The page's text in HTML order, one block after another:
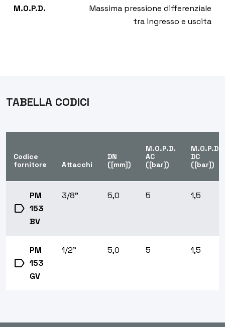
M.O.P.D.
Massima pressione differenziale
tra ingresso e uscita
TABELLA CODICI
Codice
fornitore
Attacchi
DN
([mm])
M.O.P.D.
AC
([bar])
M.O.P.D.
DC
([bar])
label
PM
153
BV
3/8” 5,0 5 1,5
label
PM
153
GV
1/2” 5,0 5 1,5